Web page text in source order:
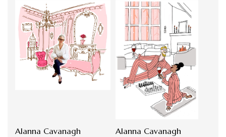
Alanna Cavanagh Alanna Cavanagh